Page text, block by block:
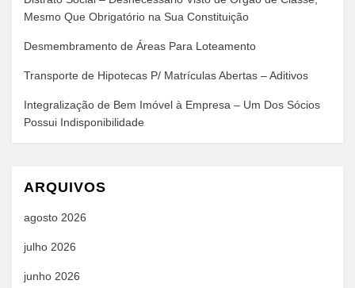
Mesmo Que Obrigatório na Sua Constituição
Desmembramento de Áreas Para Loteamento
Transporte de Hipotecas P/ Matrículas Abertas – Aditivos
Integralização de Bem Imóvel à Empresa – Um Dos Sócios
Possui Indisponibilidade
ARQUIVOS
agosto 2026
julho 2026
junho 2026